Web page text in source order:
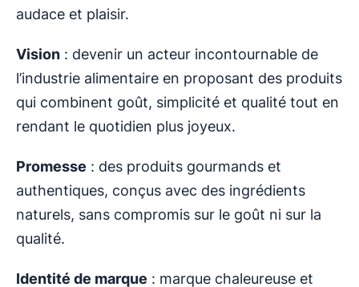
audace et plaisir.
Vision : devenir un acteur incontournable de
l’industrie alimentaire en proposant des produits
qui combinent goût, simplicité et qualité tout en
rendant le quotidien plus joyeux.
Promesse : des produits gourmands et
authentiques, conçus avec des ingrédients
naturels, sans compromis sur le goût ni sur la
qualité.
Identité de marque : marque chaleureuse et